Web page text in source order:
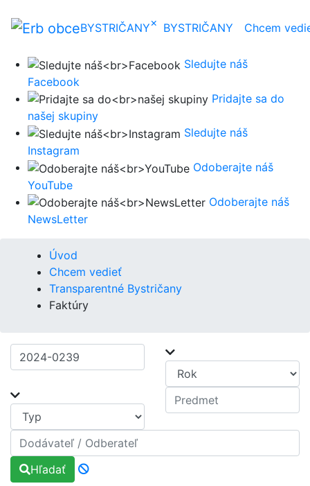
BYSTRIČANY× BYSTRIČANY Chcem
Sledujte náš
Facebook
Pridajte sa do
našej skupiny
Sledujte náš
Instagram
Odoberajte náš
YouTube
Odoberajte náš
NewsLetter
Úvod
Chcem vedieť
Transparentné Bystričany
Faktúry
Hľadať